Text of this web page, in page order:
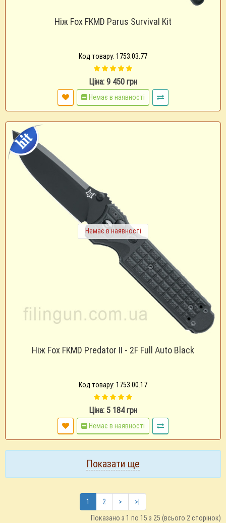
Ніж Fox FKMD Parus Survival Kit
Код товару: 1753.03.77
Ціна: 9 450 грн
Немає в наявності
Немає в наявності
Ніж Fox FKMD Predator II - 2F Full Auto Black
Код товару: 1753.00.17
Ціна: 5 184 грн
Немає в наявності
Показати ще
1 2 >
>|
Показано з 1 по 15 з 25 (всього 2 сторінок)